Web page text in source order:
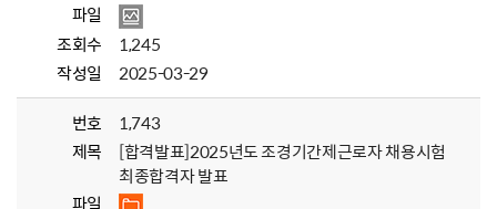
파일
조회수
1,245
작성일
2025-03-29
번호
1,743
제목
[합격발표]2025년도 조경기간제근로자 채용시험
최종합격자 발표
파일